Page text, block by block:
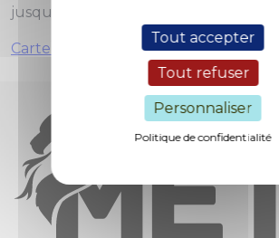
Tout accepter
Tout refuser
Personnaliser
Politique de confidentialité
jusqu’au vendredi 3 mai.
Carte des travaux sur la voie publique